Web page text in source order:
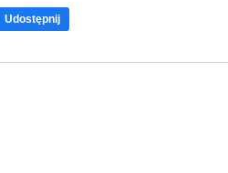
Udostępnij